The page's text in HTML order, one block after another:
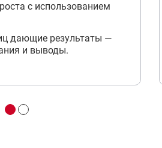
с использованием
дающие результаты —
и выводы.